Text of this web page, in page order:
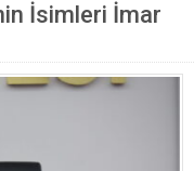
İsimleri İmar